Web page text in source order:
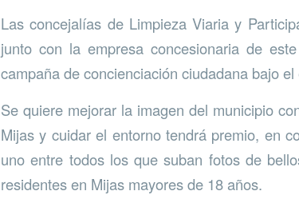
Las concejalías de Limpieza Viaria y
junto con la empresa concesionaria de
campaña de concienciación ciudadana bajo el
Se quiere mejorar la imagen del municipio
Mijas y cuidar el entorno tendrá premio, en
uno entre todos los que suban fotos de
residentes en Mijas mayores de 18 años.